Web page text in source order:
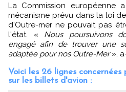
La Commission européenne
mécanisme prévu dans la loi
d'Outre-mer ne pouvait pas
l'état. « Nous poursuivons
engagé afin de trouver une
adaptée pour nos Outre-Mer»,
Voici les 26 lignes
sur les billets d'avion :